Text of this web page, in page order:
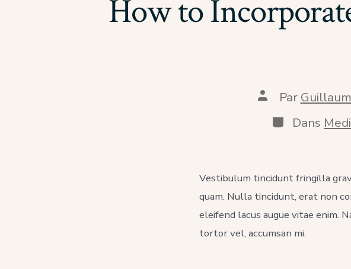
How to
Auteur
publication
Par
Catégories
Dans
Vestibulum tincidunt fringilla
quam. Nulla tincidunt, erat non
eleifend lacus augue vitae enim.
tortor vel, accumsan mi.